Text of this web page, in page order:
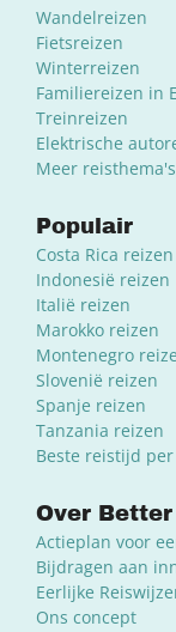
Wandelreizen
Fietsreizen
Winterreizen
Familiereizen in
Treinreizen
Elektrische
Meer reisthema's
Populair
Costa Rica reizen
Indonesië reizen
Italië reizen
Marokko reizen
Montenegro
Slovenië reizen
Spanje reizen
Tanzania reizen
Beste reistijd
Over
Actieplan voor
Bijdragen aan
Eerlijke
Ons concept